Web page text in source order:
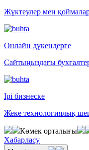
Жүктеулер мен
Онлайн дүкендерге
Сайтыңыздағы
Ірі бизнеске
Жеке технологиялық
Көмек орталығы
Хабарласу